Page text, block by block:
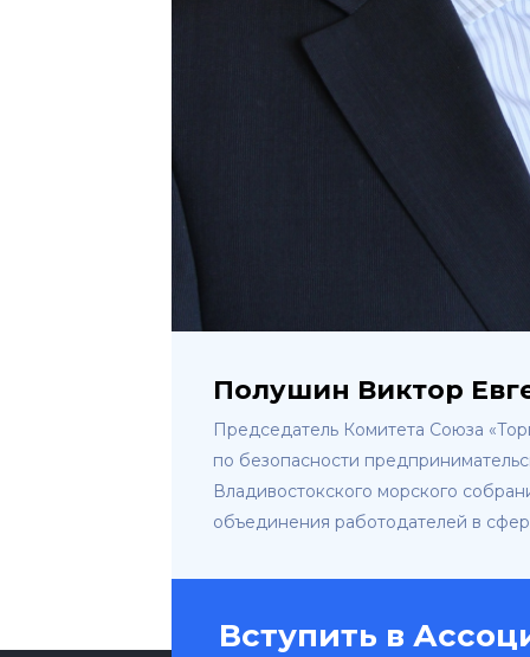
Полушин Виктор
Председатель Комитета Союза
по безопасности
Владивостокского морского
объединения работодателей в
Вступить в